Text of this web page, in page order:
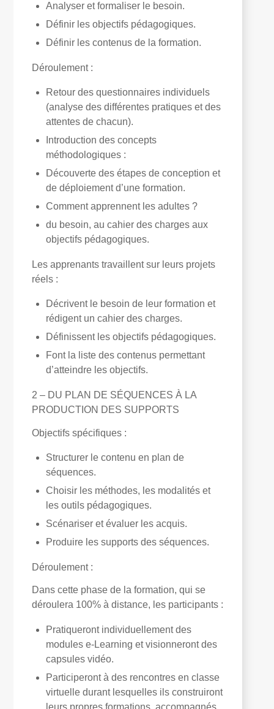
Analyser et formaliser le besoin.
Définir les objectifs pédagogiques.
Définir les contenus de la formation.
Déroulement:
Retour des questionnaires individuels
(analyse des différentes pratiques et des
attentes de chacun).
Introduction des concepts
méthodologiques :
Découverte des étapes de conception et
de déploiement d’une formation.
Comment apprennent les adultes ?
du besoin, au cahier des charges aux
objectifs pédagogiques.
Les apprenants travaillent sur leurs projets
réels :
Décrivent le besoin de leur formation et
rédigent un cahier des charges.
Définissent les objectifs pédagogiques.
Font la liste des contenus permettant
d’atteindre les objectifs.
2 – DU PLAN DE SÉQUENCES À LA
PRODUCTION DES SUPPORTS
Objectifs spécifiques :
Structurer le contenu en plan de
séquences.
Choisir les méthodes, les modalités et
les outils pédagogiques.
Scénariser et évaluer les acquis.
Produire les supports des séquences.
Déroulement:
Dans cette phase de la formation, qui se
déroulera 100% à distance, les participants :
Pratiqueront individuellement des
modules e-Learning et visionneront des
capsules vidéo.
Participeront à des rencontres en classe
virtuelle durant lesquelles ils construiront
leurs propres formations, accompagnés